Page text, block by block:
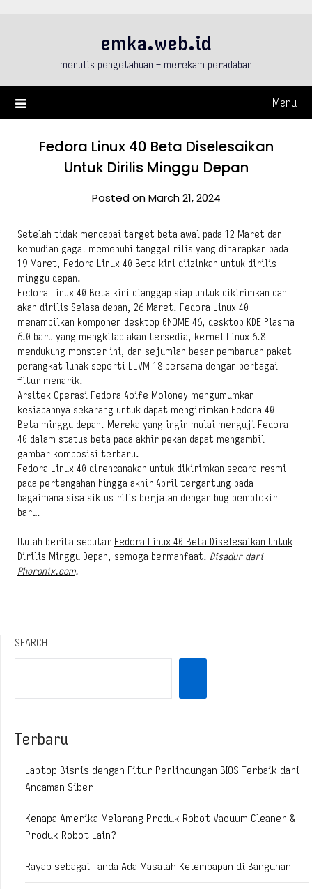
emka.web.id
menulis pengetahuan – merekam peradaban
Menu
Fedora Linux 40 Beta Diselesaikan
Untuk Dirilis Minggu Depan
Posted on March 21, 2024
Setelah tidak mencapai target beta awal pada 12 Maret dan
kemudian gagal memenuhi tanggal rilis yang diharapkan pada
19 Maret, Fedora Linux 40 Beta kini diizinkan untuk dirilis
minggu depan.
Fedora Linux 40 Beta kini dianggap siap untuk dikirimkan dan
akan dirilis Selasa depan, 26 Maret. Fedora Linux 40
menampilkan komponen desktop GNOME 46, desktop KDE Plasma
6.0 baru yang mengkilap akan tersedia, kernel Linux 6.8
mendukung monster ini, dan sejumlah besar pembaruan paket
perangkat lunak seperti LLVM 18 bersama dengan berbagai
fitur menarik.
Arsitek Operasi Fedora Aoife Moloney mengumumkan
kesiapannya sekarang untuk dapat mengirimkan Fedora 40
Beta minggu depan. Mereka yang ingin mulai menguji Fedora
40 dalam status beta pada akhir pekan dapat mengambil
gambar komposisi terbaru.
Fedora Linux 40 direncanakan untuk dikirimkan secara resmi
pada pertengahan hingga akhir April tergantung pada
bagaimana sisa siklus rilis berjalan dengan bug pemblokir
baru.
Itulah berita seputar Fedora Linux 40 Beta Diselesaikan Untuk
Dirilis Minggu Depan, semoga bermanfaat. Disadur dari
Phoronix.com.
SEARCH
Terbaru
Laptop Bisnis dengan Fitur Perlindungan BIOS Terbaik dari
Ancaman Siber
Kenapa Amerika Melarang Produk Robot Vacuum Cleaner &
Produk Robot Lain?
Rayap sebagai Tanda Ada Masalah Kelembapan di Bangunan